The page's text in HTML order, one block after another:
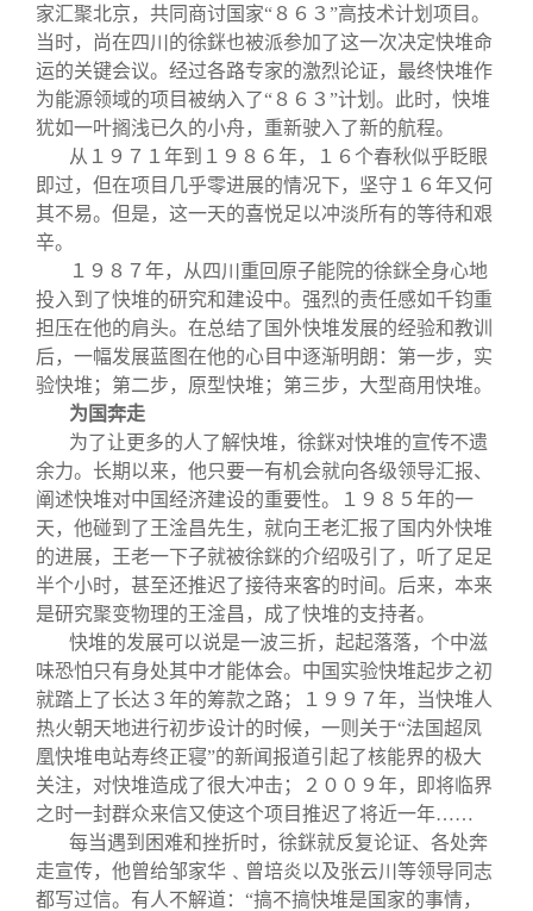
家汇聚北京，共同商讨国家“８６３”高技术计划项目。
当时，尚在四川的徐銤也被派参加了这一次决定快堆命
运的关键会议。经过各路专家的激烈论证，最终快堆作
为能源领域的项目被纳入了“８６３”计划。此时，快堆
犹如一叶搁浅已久的小舟，重新驶入了新的航程。
从１９７１年到１９８６年，１６个春秋似乎眨眼
即过，但在项目几乎零进展的情况下，坚守１６年又何
其不易。但是，这一天的喜悦足以冲淡所有的等待和艰
辛。
１９８７年，从四川重回原子能院的徐銤全身心地
投入到了快堆的研究和建设中。强烈的责任感如千钧重
担压在他的肩头。在总结了国外快堆发展的经验和教训
后，一幅发展蓝图在他的心目中逐渐明朗：第一步，实
验快堆；第二步，原型快堆；第三步，大型商用快堆。
为国奔走
为了让更多的人了解快堆，徐銤对快堆的宣传不遗
余力。长期以来，他只要一有机会就向各级领导汇报、
阐述快堆对中国经济建设的重要性。１９８５年的一
天，他碰到了王淦昌先生，就向王老汇报了国内外快堆
的进展，王老一下子就被徐銤的介绍吸引了，听了足足
半个小时，甚至还推迟了接待来客的时间。后来，本来
是研究聚变物理的王淦昌，成了快堆的支持者。
快堆的发展可以说是一波三折，起起落落，个中滋
味恐怕只有身处其中才能体会。中国实验快堆起步之初
就踏上了长达３年的筹款之路；１９９７年，当快堆人
热火朝天地进行初步设计的时候，一则关于“法国超凤
凰快堆电站寿终正寝”的新闻报道引起了核能界的极大
关注，对快堆造成了很大冲击；２００９年，即将临界
之时一封群众来信又使这个项目推迟了将近一年……
每当遇到困难和挫折时，徐銤就反复论证、各处奔
走宣传，他曾给邹家华﹑曾培炎以及张云川等领导同志
都写过信。有人不解道：“搞不搞快堆是国家的事情，